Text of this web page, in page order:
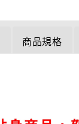
商品規格